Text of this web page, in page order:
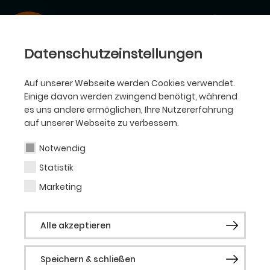
Datenschutzeinstellungen
Auf unserer Webseite werden Cookies verwendet.
Einige davon werden zwingend benötigt, während
es uns andere ermöglichen, Ihre Nutzererfahrung
auf unserer Webseite zu verbessern.
Notwendig
Statistik
Marketing
Alle akzeptieren
Speichern & schließen